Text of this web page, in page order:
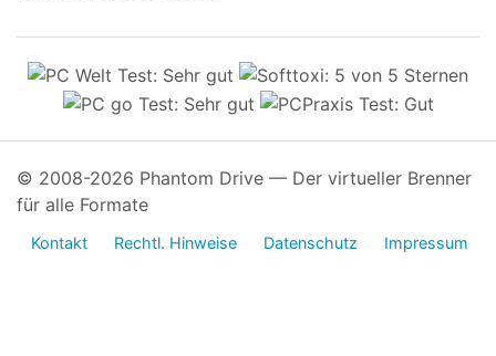
© 2008-2026 Phantom Drive — Der virtueller Brenner
für alle Formate
Kontakt Rechtl. Hinweise Datenschutz Impressum